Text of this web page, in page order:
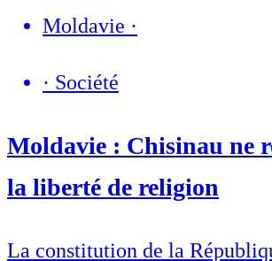
Moldavie ·
· Société
Moldavie : Chisinau ne
la liberté de religion
La constitution de la